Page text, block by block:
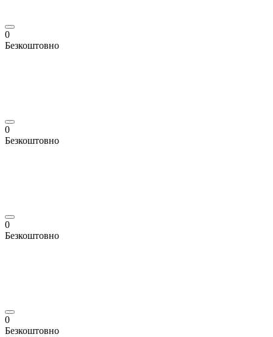
0
Безкоштовно
0
Безкоштовно
0
Безкоштовно
0
Безкоштовно